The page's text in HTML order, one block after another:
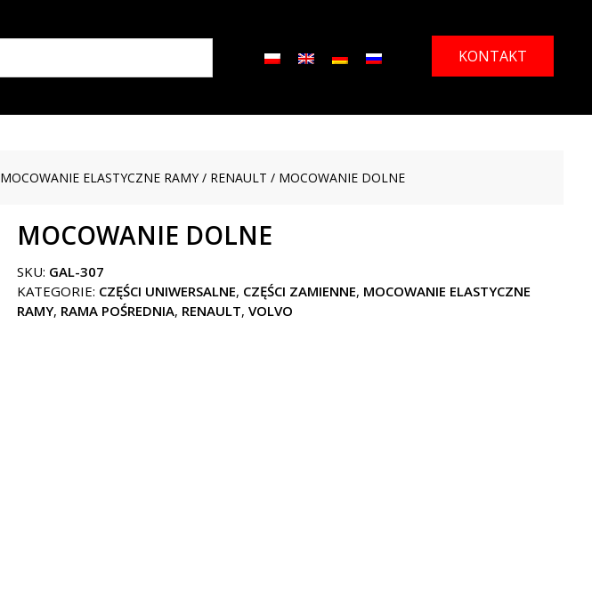
KONTAKT
MOCOWANIE ELASTYCZNE RAMY/ RENAULT / MOCOWANIE DOLNE
MOCOWANIE DOLNE
SKU: GAL-307
KATEGORIE: CZĘŚCI UNIWERSALNE, CZĘŚCI ZAMIENNE, MOCOWANIE ELASTYCZNE
RAMY, RAMA POŚREDNIA, RENAULT, VOLVO